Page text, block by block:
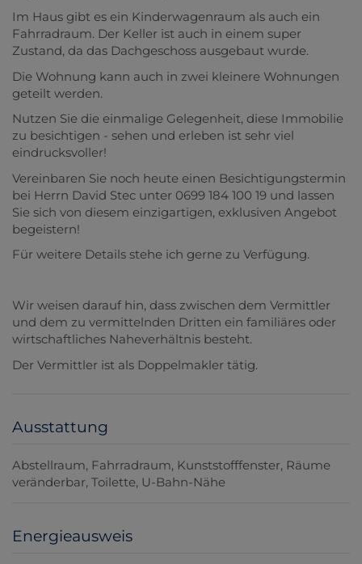
Im Haus gibt es ein Kinderwagenraum als auch ein
Fahrradraum. Der Keller ist auch in einem super
Zustand, da das Dachgeschoss ausgebaut wurde.
Die Wohnung kann auch in zwei kleinere Wohnungen
geteilt werden.
Nutzen Sie die einmalige Gelegenheit, diese Immobilie
zu besichtigen - sehen und erleben ist sehr viel
eindrucksvoller!
Vereinbaren Sie noch heute einen Besichtigungstermin
bei Herrn David Stec unter 0699 184 100 19 und lassen
Sie sich von diesem einzigartigen, exklusiven Angebot
begeistern!
Für weitere Details stehe ich gerne zu Verfügung.
Wir weisen darauf hin, dass zwischen dem Vermittler
und dem zu vermittelnden Dritten ein familiäres oder
wirtschaftliches Naheverhältnis besteht.
Der Vermittler ist als Doppelmakler tätig.
Ausstattung
Abstellraum Fahrradraum Kunststofffenster Räume
veränderbar Toilette U-Bahn-Nähe
Energieausweis